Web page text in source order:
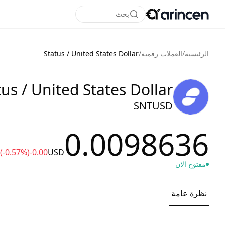
بحث
الرئيسية/العملات رقمية/
Status / United States Dollar
/ United States Dollar
SNTUSD
0.0098636
USD
-0.00
(-0.57%)
مفتوح الان
نظرة عامة